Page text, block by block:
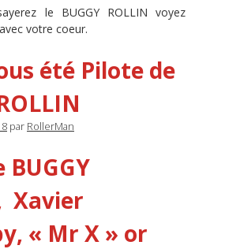
le BUGGY ROLLIN voyez
votre coeur.
été Pilote de
par RollerMan
BUGGY
Xavier
, « Mr X » or